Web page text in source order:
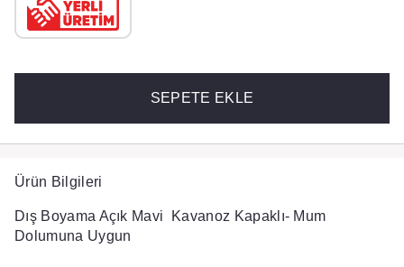
SEPETE EKLE
Ürün Bilgileri
Dış Boyama Açık Mavi Kavanoz Kapaklı- Mum
Dolumuna Uygun